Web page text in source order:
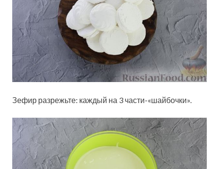
Зефир разрежьте: каждый на 3 части-«шайбочки».